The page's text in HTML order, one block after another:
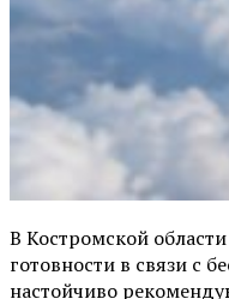
В Костромской
готовности в связи с
настойчиво